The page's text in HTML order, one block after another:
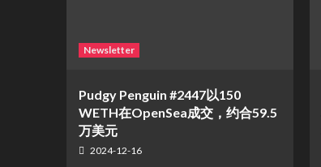
Newsletter
Pudgy Penguin #2447以150
WETH在OpenSea成交，约合59.5
万美元
2024-12-16